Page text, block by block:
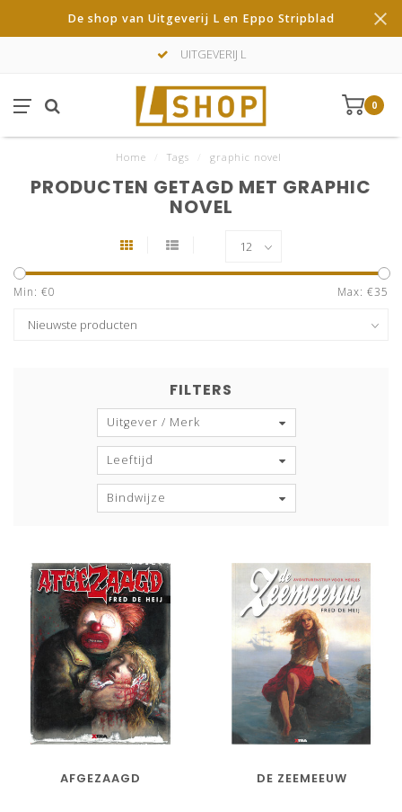
De shop van Uitgeverij L en Eppo Stripblad
UITGEVERIJ L
0
Home Tags graphic novel
PRODUCTEN GETAGD MET GRAPHIC
NOVEL
Min: €0 Max: €35
FILTERS
Uitgever / Merk
Leeftijd
Bindwijze
AFGEZAAGD DE ZEEMEEUW